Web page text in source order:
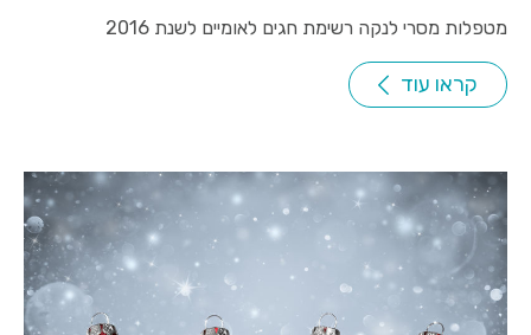
מטפלות מסרי לנקה רשימת חגים לאומיים לשנת 2016
קראו עוד